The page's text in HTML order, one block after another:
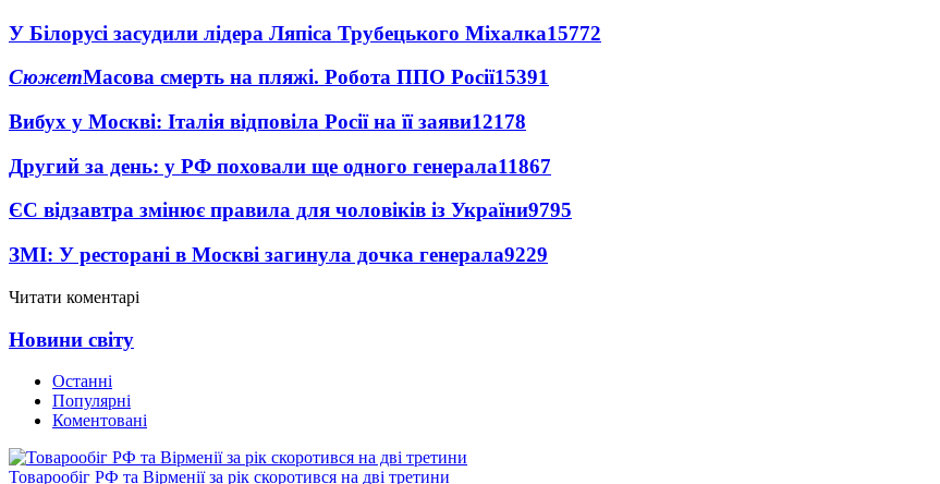
У Білорусі засудили лідера Ляпіса Трубецького Міхалка15772
СюжетМасова смерть на пляжі. Робота ППО Росії15391
Вибух у Москві: Італія відповіла Росії на її заяви12178
Другий за день: у РФ поховали ще одного генерала11867
ЄС відзавтра змінює правила для чоловіків із України9795
ЗМІ: У ресторані в Москві загинула дочка генерала9229
Читати коментарі
Новини світу
Останні
Популярні
Коментовані
Товарообіг РФ та Вірменії за рік скоротився на дві третини